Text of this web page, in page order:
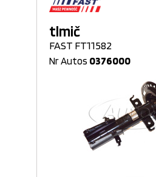
tlmič
FAST FT11582
Nr Autos 0376000